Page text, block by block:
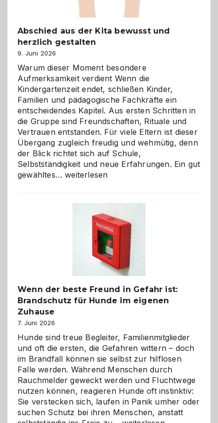
Abschied aus der Kita bewusst und
herzlich gestalten
9. Juni 2026
Warum dieser Moment besondere
Aufmerksamkeit verdient Wenn die
Kindergartenzeit endet, schließen Kinder,
Familien und pädagogische Fachkräfte ein
entscheidendes Kapitel. Aus ersten Schritten in
die Gruppe sind Freundschaften, Rituale und
Vertrauen entstanden. Für viele Eltern ist dieser
Übergang zugleich freudig und wehmütig, denn
der Blick richtet sich auf Schule,
Selbstständigkeit und neue Erfahrungen. Ein gut
gewähltes…Abschied
bewusst
herzlich
gestalten
weiterlesen
Wenn der beste Freund in Gefahr ist:
Brandschutz für Hunde im eigenen
Zuhause
7. Juni 2026
Hunde sind treue Begleiter, Familienmitglieder
und oft die ersten, die Gefahren wittern – doch
im Brandfall können sie selbst zur hilflosen
Falle werden. Während Menschen durch
Rauchmelder geweckt werden und Fluchtwege
nutzen können, reagieren Hunde oft instinktiv:
Sie verstecken sich, laufen in Panik umher oder
suchen Schutz bei ihren Menschen, anstatt